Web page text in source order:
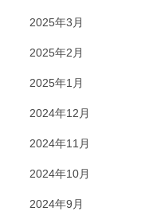
2025年3月
2025年2月
2025年1月
2024年12月
2024年11月
2024年10月
2024年9月